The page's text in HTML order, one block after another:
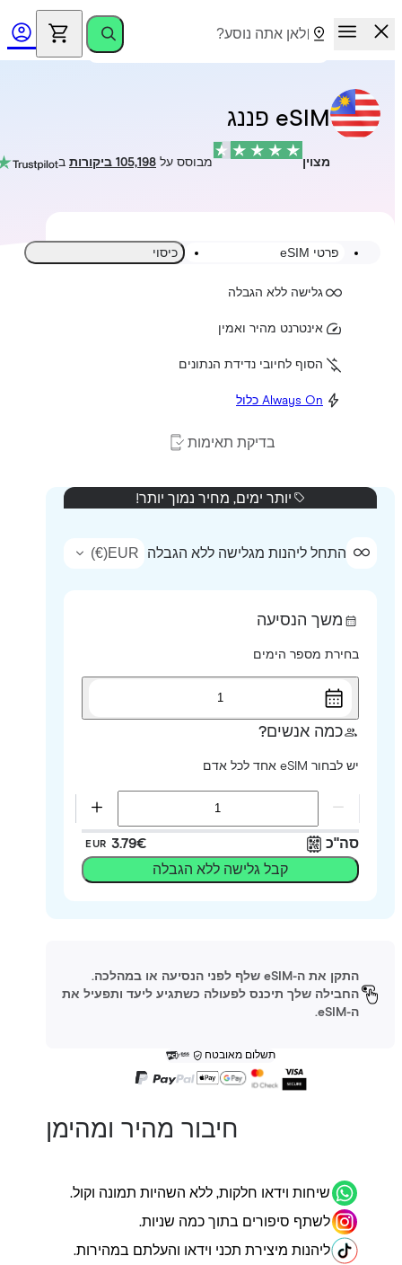
eSIM פננג
מבוסס על105,198 ביקורות ב
פרטי eSIM כיסוי
גלישה ללא הגבלה
אינטרנט מהיר ואמין
הסוף לחיובי נדידת הנתונים
Always On כלול
בדיקת תאימות
יותר ימים, מחיר נמוך יותר!
התחל ליהנות מגלישה ללא הגבלה EUR
€
)
משך הנסיעה
בחירת מספר הימים
כמה אנשים?
יש לבחור eSIM אחד לכל אדם
EUR
קבל גלישה ללא הגבלה
התקן את ה-eSIM שלף לפני הנסיעה או במהלכה.
החבילה שלך תיכנס לפעולה כשתגיע ליעד ותפעיל את
תשלום מאובטח
חיבור מהיר ומהימן
שיחות וידאו חלקות, ללא השהיות תמונה וקול.
לשתף סיפורים בתוך כמה שניות.
ליהנות מיצירת תכני וידאו והעלתם במהירות.